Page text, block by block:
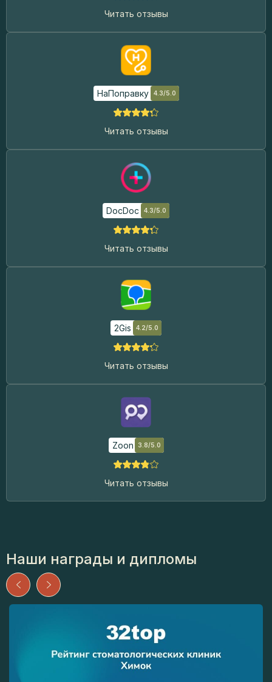
Читать отзывы
НаПоправку 4.3/5.0
Читать отзывы
DocDoc 4.3/5.0
Читать отзывы
2Gis 4.2/5.0
Читать отзывы
Zoon 3.8/5.0
Читать отзывы
Наши награды и дипломы